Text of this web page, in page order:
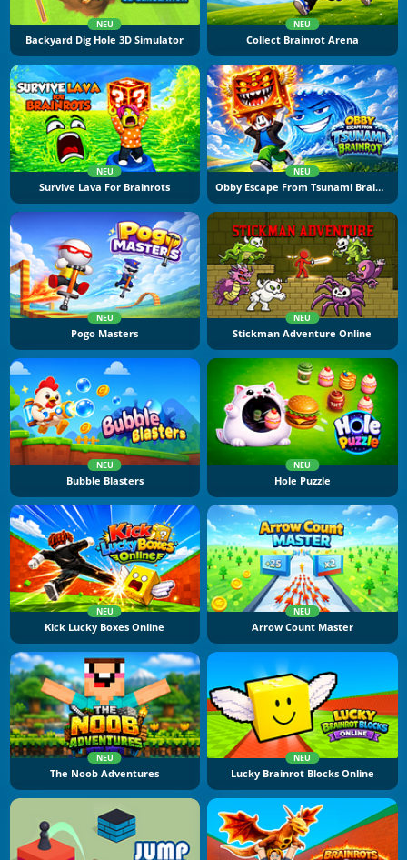
NEU
Backyard Dig Hole 3D Simulator
NEU
Collect Brainrot Arena
NEU
Survive Lava For Brainrots
NEU
Obby Escape From Tsunami Brainrot
NEU
Pogo Masters
NEU
Stickman Adventure Online
NEU
Bubble Blasters
NEU
Hole Puzzle
NEU
Kick Lucky Boxes Online
NEU
Arrow Count Master
NEU
The Noob Adventures
NEU
Lucky Brainrot Blocks Online